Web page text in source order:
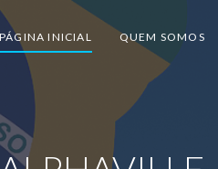
PÁGINA INICIAL QUEM SOMOS